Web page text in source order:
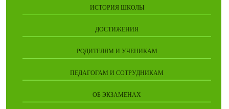
ИСТОРИЯ ШКОЛЫ
ДОСТИЖЕНИЯ
РОДИТЕЛЯМ И УЧЕНИКАМ
ПЕДАГОГАМ И СОТРУДНИКАМ
ОБ ЭКЗАМЕНАХ